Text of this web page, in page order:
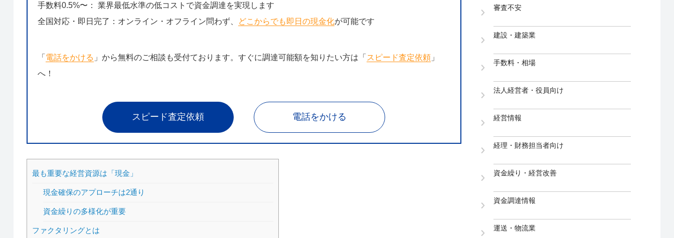
手数料0.5%〜： 業界最低水準の低コストで資金調達を実現します
全国対応・即日完了：オンライン・オフライン問わず、
どこからでも即日の現金化が可能です
「 電話をかける 」から無料のご相談も受付ております。すぐに調達可能額を知りたい方は「 スピード査定依頼」
へ！
スピード査定依頼 電話をかける
最も重要な経営資源は「現金」
現金確保のアプローチは2通り
資金繰りの多様化が重要
ファクタリングとは
審査不安
建設・建築業
手数料・相場
法人経営者・役員向け
経営情報
経理・財務担当者向け
資金繰り・経営改善
資金調達情報
運送・物流業